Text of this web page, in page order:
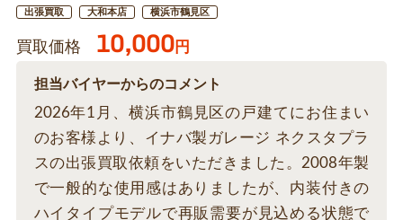
出張買取 大和本店 横浜市鶴見区
買取価格 10,000円
担当バイヤーからのコメント
2026年1月、横浜市鶴見区の戸建てにお住まい
のお客様より、イナバ製ガレージ ネクスタプラ
スの出張買取依頼をいただきました。2008年製
で一般的な使用感はありましたが、内装付きの
ハイタイプモデルで再販需要が見込める状態で